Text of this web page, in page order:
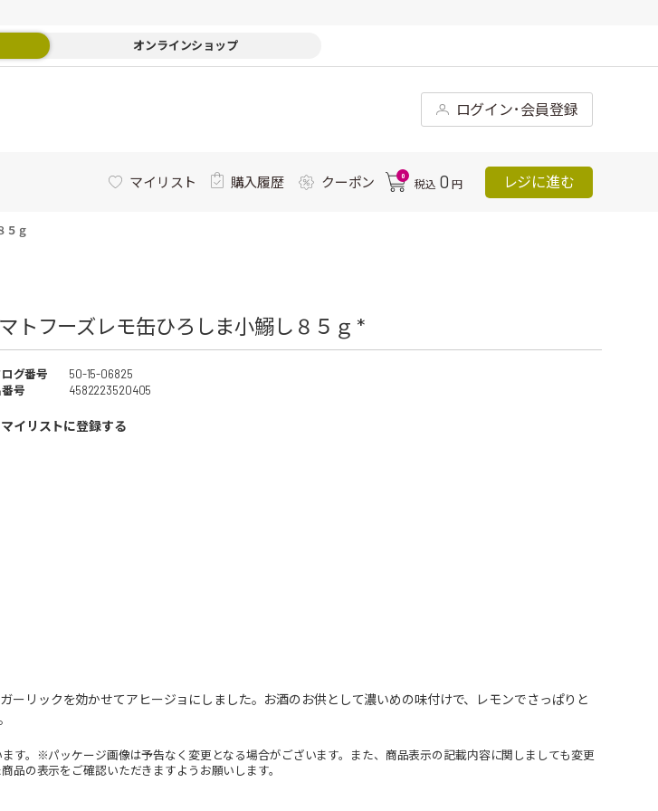
オンラインショップ
ログイン･会員登録
マイリスト 購入履歴 クーポン 0
税込 0 円 レジに進む
５ｇ
トフーズレモ缶ひろしま小鰯し８５ｇ *
グ番号
50-15-06825
号
4582223520405
マイリストに登録する
ーリックを効かせてアヒージョにしました。お酒のお供として濃いめの味付けで、レモンでさっぱりと
す。※パッケージ画像は予告なく変更となる場合がございます。また、商品表示の記載内容に関しましても変更
品の表示をご確認いただきますようお願いします。